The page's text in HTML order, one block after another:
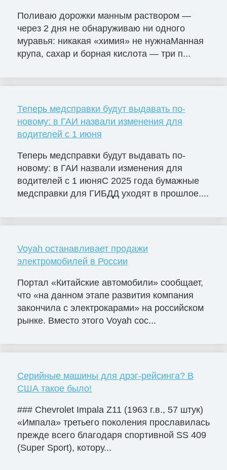
Поливаю дорожки манным раствором —
через 2 дня не обнаруживаю ни одного
муравья: никакая «химия» не нужнаМанная
крупа, сахар и борная кислота — три п...
Теперь медсправки будут выдавать по-
новому: в ГАИ назвали изменения для
водителей с 1 июня
Теперь медсправки будут выдавать по-
новому: в ГАИ назвали изменения для
водителей с 1 июняС 2025 года бумажные
медсправки для ГИБДД уходят в прошлое....
Voyah останавливает продажи
электромобилей в России
Портал «Китайские автомобили» сообщает,
что «на данном этапе развития компания
закончила с электрокарами» на российском
рынке. Вместо этого Voyah сос...
Серийные машины для дрэг-рейсинга? В
США такое было!
### Chevrolet Impala Z11 (1963 г.в., 57 штук)
«Импала» третьего поколения прославилась
прежде всего благодаря спортивной SS 409
(Super Sport), котору...